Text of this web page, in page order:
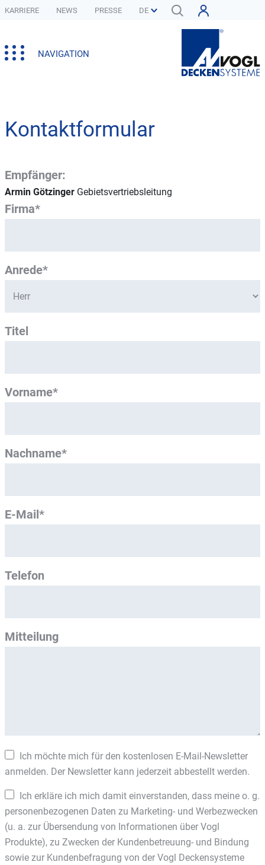
KARRIERE NEWS PRESSE
NAVIGATION
Kontaktformular
Empfänger:
Armin Götzinger Gebietsvertriebsleitung
Firma*
Anrede*
Titel
Vorname*
Nachname*
E-Mail*
Telefon
Mitteilung
Ich möchte mich für den kostenlosen E-Mail-Newsletter
anmelden. Der Newsletter kann jederzeit abbestellt werden.
Ich erkläre ich mich damit einverstanden, dass meine o. g.
personenbezogenen Daten zu Marketing- und Werbezwecken
(u. a. zur Übersendung von Informationen über Vogl
Produkte), zu Zwecken der Kundenbetreuung- und Bindung
sowie zur Kundenbefragung von der Vogl Deckensysteme